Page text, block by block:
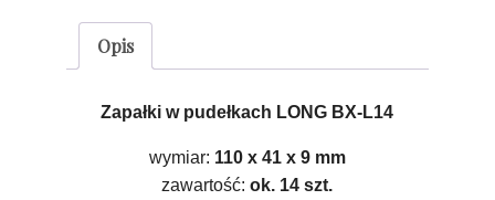
Opis
Zapałki w pudełkach LONG BX-L14
wymiar: 110 x 41 x 9 mm
zawartość:ok. 14 szt.